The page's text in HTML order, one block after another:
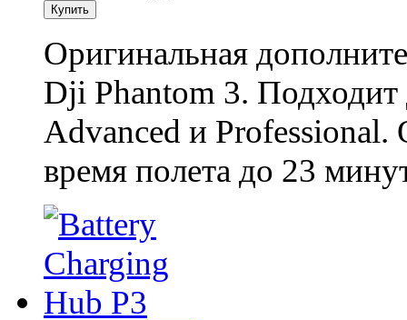
Оригинальная
Dji Phantom 3. Подходит
Advanced и Professional.
время полета до 23